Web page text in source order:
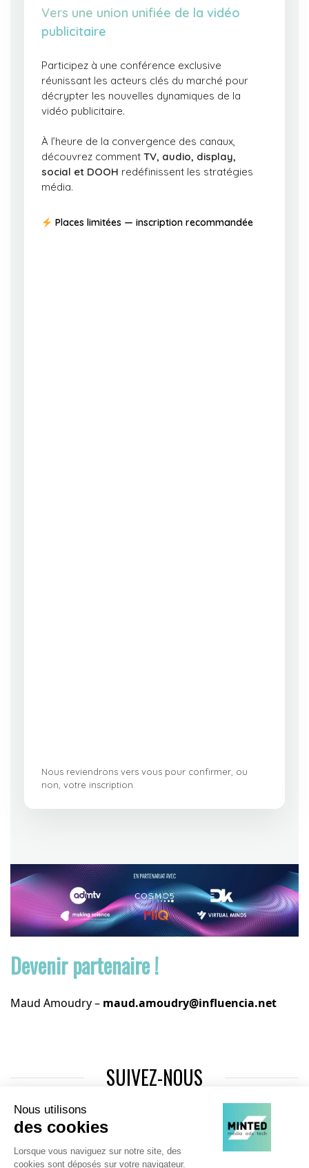
Vers une union unifiée de la vidéo
publicitaire
Participez à une conférence exclusive
réunissant les acteurs clés du marché pour
décrypter les nouvelles dynamiques de la
vidéo publicitaire.
À l’heure de la convergence des canaux,
découvrez comment TV, audio, display,
social et DOOH redéfinissent les stratégies
média.
Places limitées — inscription recommandée
Nous reviendrons vers vous pour confirmer, ou
non, votre inscription.
Devenir partenaire !
Maud Amoudry – maud.amoudry@influencia.net
SUIVEZ-NOUS